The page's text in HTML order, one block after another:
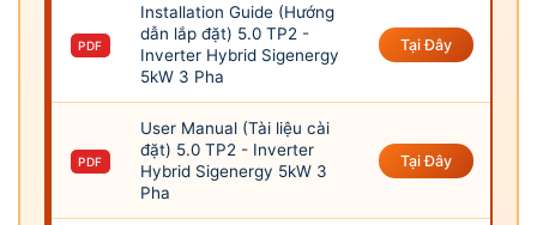
PDF
Installation Guide (Hướng
dẫn lắp đặt) 5.0 TP2 -
Inverter Hybrid Sigenergy
5kW 3 Pha
Tại Đây
PDF
User Manual (Tài liệu cài
đặt) 5.0 TP2 - Inverter
Hybrid Sigenergy 5kW 3
Pha
Tại Đây